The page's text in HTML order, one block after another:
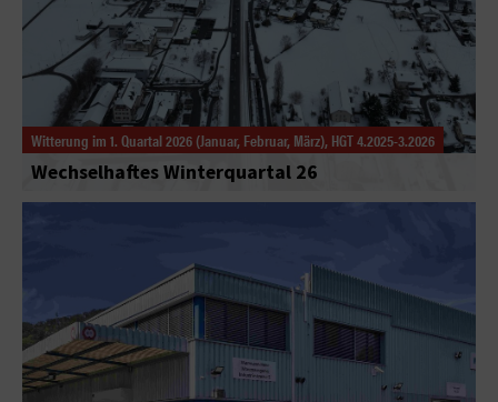
Witterung im 1. Quartal 2026 (Januar, Februar, März), HGT 4.2025-3.2026
Wechselhaftes Winterquartal 26